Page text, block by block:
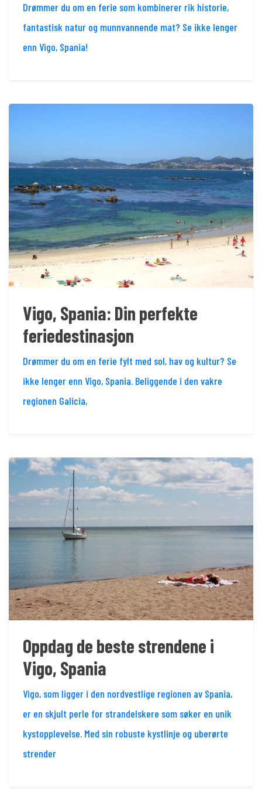
Drømmer du om en ferie som kombinerer rik historie,
fantastisk natur og munnvannende mat? Se ikke lenger
enn Vigo, Spania!
Vigo, Spania: Din perfekte
feriedestinasjon
Drømmer du om en ferie fylt med sol, hav og kultur? Se
ikke lenger enn Vigo, Spania. Beliggende i den vakre
regionen Galicia,
Oppdag de beste strendene i
Vigo, Spania
Vigo, som ligger i den nordvestlige regionen av Spania,
er en skjult perle for strandelskere som søker en unik
kystopplevelse. Med sin robuste kystlinje og uberørte
strender